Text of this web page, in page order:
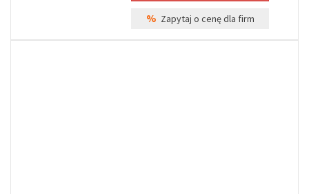
% Zapytaj o cenę dla firm